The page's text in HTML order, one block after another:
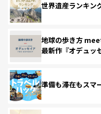
世界遺産ランキン
地球の歩き方
最新作『オデュッ
準備も滞在もス